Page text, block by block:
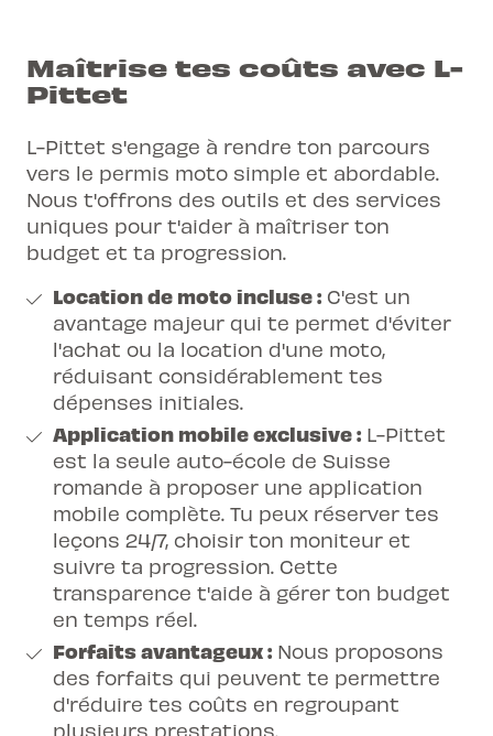
Maîtrise tes coûts avec L-
Pittet
L-Pittet s'engage à rendre ton parcours
vers le permis moto simple et abordable.
Nous t'offrons des outils et des services
uniques pour t'aider à maîtriser ton
budget et ta progression.
Location de moto incluse : C'est un
avantage majeur qui te permet d'éviter
l'achat ou la location d'une moto,
réduisant considérablement tes
dépenses initiales.
Application mobile exclusive : L-Pittet
est la seule auto-école de Suisse
romande à proposer une application
mobile complète. Tu peux réserver tes
leçons 24/7, choisir ton moniteur et
suivre ta progression. Cette
transparence t'aide à gérer ton budget
en temps réel.
Forfaits avantageux : Nous proposons
des forfaits qui peuvent te permettre
d'réduire tes coûts en regroupant
plusieurs prestations.